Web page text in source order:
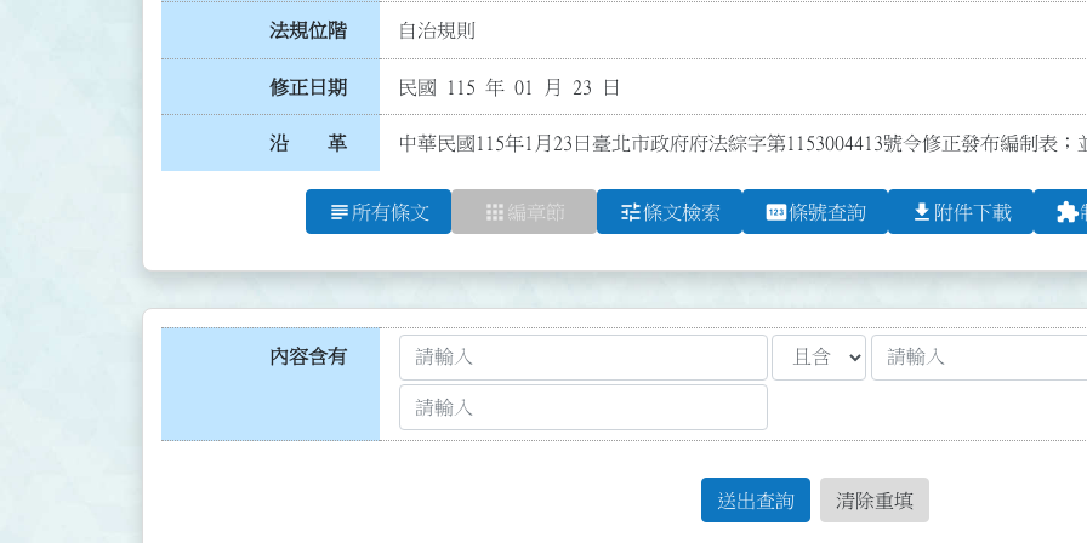
法規位階 自治規則
修正日期 民國 115 年 01 月 23 日
沿 革 中華民國115年1月23日臺北市政府府法綜字第1153004413號令修正發布編制表；
subject 所有條文 apps 編章節 tune條文檢索 pin條號查詢 file_download 附件下載 extension
內容含有
送出查詢 清除重填